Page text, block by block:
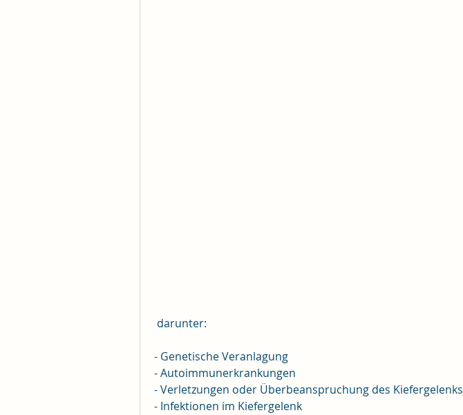
darunter:
- Genetische Veranlagung
- Autoimmunerkrankungen
- Verletzungen oder Überbeanspruchung des Kiefergelenks
- Infektionen im Kiefergelenk